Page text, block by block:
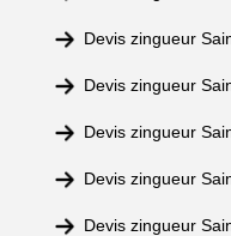
Devis zingueur
Devis zingueur
Devis zingueur
Devis zingueur
Devis zingueur